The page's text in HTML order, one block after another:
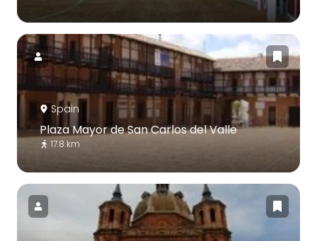
Spain
Plaza Mayor de San Carlos del Valle
17.8 km